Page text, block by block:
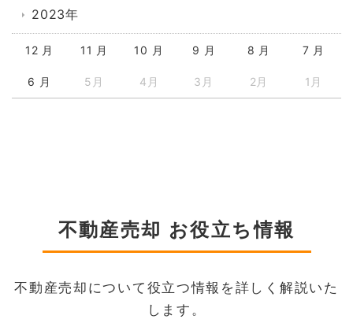
2023年
12 月 11 月 10 月 9 月 8 月 7 月
6 月 5月 4月 3月 2月 1月
不動産売却 お役立ち情報
不動産売却について役立つ情報を詳しく解説いた
します。